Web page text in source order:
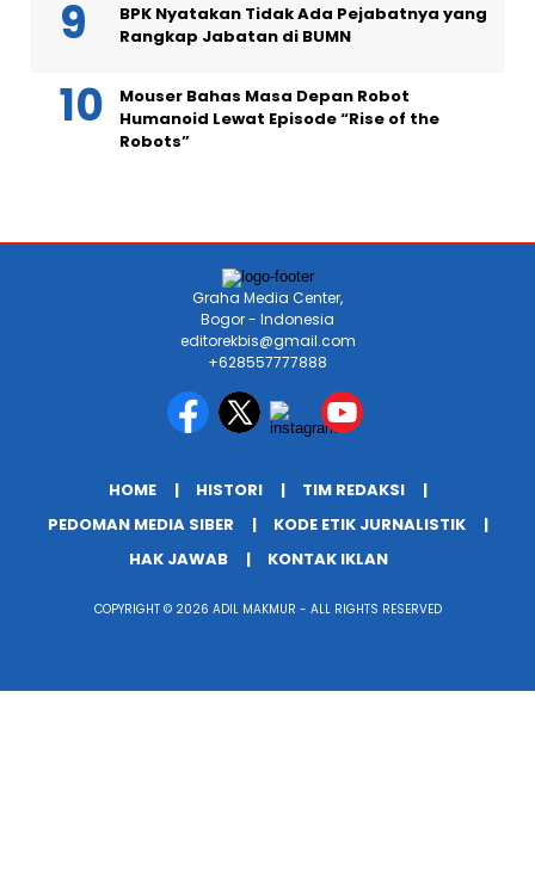
BPK Nyatakan Tidak Ada Pejabatnya yang
Rangkap Jabatan di BUMN
Mouser Bahas Masa Depan Robot
Humanoid Lewat Episode “Rise of the
Robots”
Graha Media Center,
Bogor - Indonesia
editorekbis@gmail.com
+628557777888
HOME HISTORI
TIM REDAKSI
PEDOMAN MEDIA SIBER
KODE ETIK JURNALISTIK
HAK JAWAB
KONTAK IKLAN
COPYRIGHT © 2026 ADIL MAKMUR - ALL RIGHTS RESERVED